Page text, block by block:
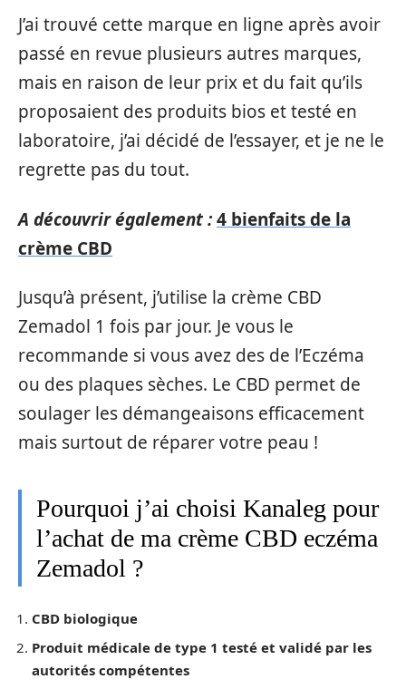
J’ai trouvé cette marque en ligne après avoir
passé en revue plusieurs autres marques,
mais en raison de leur prix et du fait qu’ils
proposaient des produits bios et testé en
laboratoire, j’ai décidé de l’essayer, et je ne le
regrette pas du tout.
A découvrir également :4 bienfaits de la
crème CBD
Jusqu’à présent, j’utilise la crème CBD
Zemadol 1 fois par jour. Je vous le
recommande si vous avez des de l’Eczéma
ou des plaques sèches. Le CBD permet de
soulager les démangeaisons efficacement
mais surtout de réparer votre peau !
Pourquoi j’ai choisi Kanaleg pour
l’achat de ma crème CBD eczéma
Zemadol ?
CBD biologique
Produit médicale de type 1 testé et validé par les
autorités compétentes